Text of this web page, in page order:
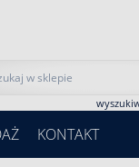
KONTAKT